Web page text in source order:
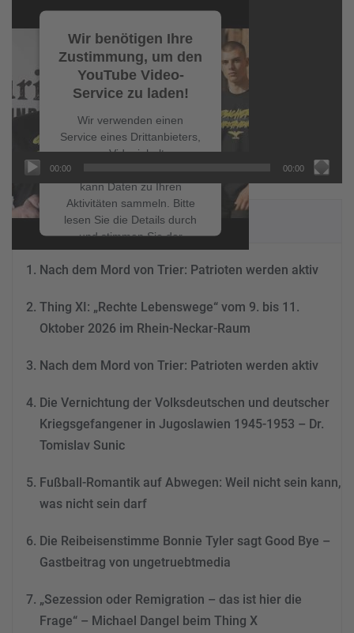
Player
Wir benötigen Ihre
Zustimmung, um den
YouTube Video-
Service zu laden!
Wir verwenden einen
Service eines Drittanbieters,
um Videoinhalte
einzubetten. Dieser Service
kann Daten zu Ihren
Aktivitäten sammeln. Bitte
lesen Sie die Details durch
und stimmen Sie der
Nutzung des Service zu, um
dieses Video anzusehen.
Mehr Informationen
Consent Management
&
00:00 00:00
NEUESTE BEITRÄGE
Nach dem Mord von Trier: Patrioten werden aktiv
Thing XI: „Rechte Lebenswege“ vom 9. bis 11.
Oktober 2026 im Rhein-Neckar-Raum
Nach dem Mord von Trier: Patrioten werden aktiv
Die Vernichtung der Volksdeutschen und deutscher
Kriegsgefangener in Jugoslawien 1945-1953 – Dr.
Tomislav Sunic
Fußball-Romantik auf Abwegen: Weil nicht sein kann,
was nicht sein darf
Die Reibeisenstimme Bonnie Tyler sagt Good Bye –
Gastbeitrag von ungetruebtmedia
„Sezession oder Remigration – das ist hier die
Frage“ – Michael Dangel beim Thing X